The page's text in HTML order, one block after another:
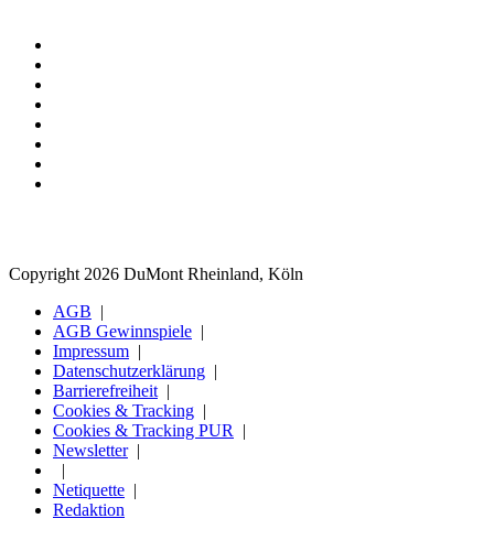
Copyright 2026 DuMont Rheinland, Köln
AGB
AGB Gewinnspiele
Impressum
Datenschutzerklärung
Barrierefreiheit
Cookies & Tracking
Cookies & Tracking PUR
Newsletter
Netiquette
Redaktion